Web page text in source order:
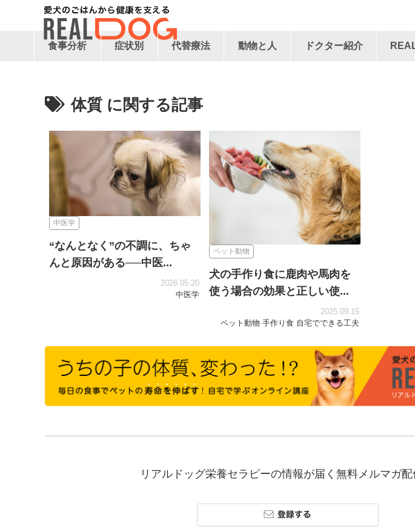
食事分析 症状別 代替療法 動物と人 ドクター紹介
体質
中医学
“なんとなく”の不調に、ちゃ
んと原因がある──中医...
2026.05.20
中医学
ペット動物
犬の手作り食に鹿肉や馬肉を
使う場合の効果と正しい使...
2025.09.15
ペット動物 手作り食 自宅でできる工夫
リアルドッグ栄養セラピーの情報が届く無料メルマガ配